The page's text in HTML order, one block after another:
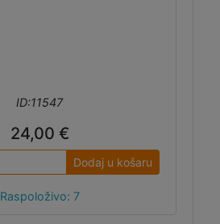
ID:11547
24,00 €
Dodaj u košaru
Raspoloživo: 7